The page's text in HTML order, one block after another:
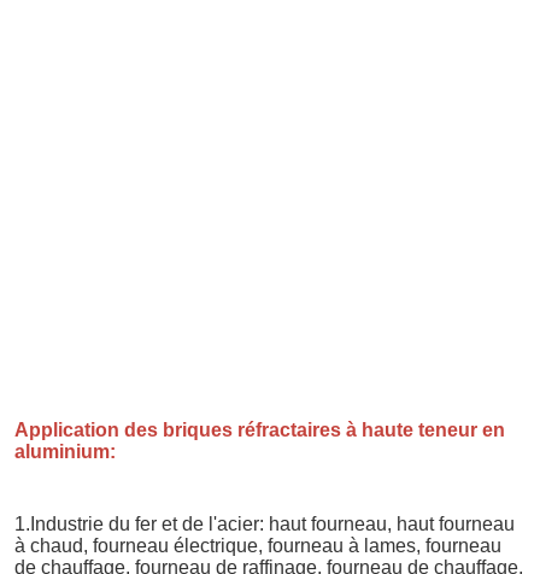
Application des briques réfractaires à haute teneur en
aluminium:
1.Industrie du fer et de l'acier: haut fourneau, haut fourneau
à chaud, fourneau électrique, fourneau à lames, fourneau
de chauffage, fourneau de raffinage, fourneau de chauffage,